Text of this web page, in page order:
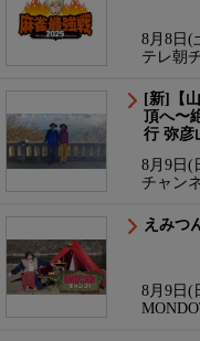
8月8日(
テレ朝
[新]【
頂へ〜
行 弥彦
8月9日(
チャン
えみつ
8月9日(